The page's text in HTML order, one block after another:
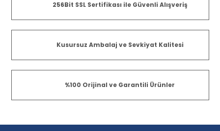
256Bit SSL Sertifikası ile Güvenli Alışveriş
Kusursuz Ambalaj ve Sevkiyat Kalitesi
%100 Orijinal ve Garantili Ürünler